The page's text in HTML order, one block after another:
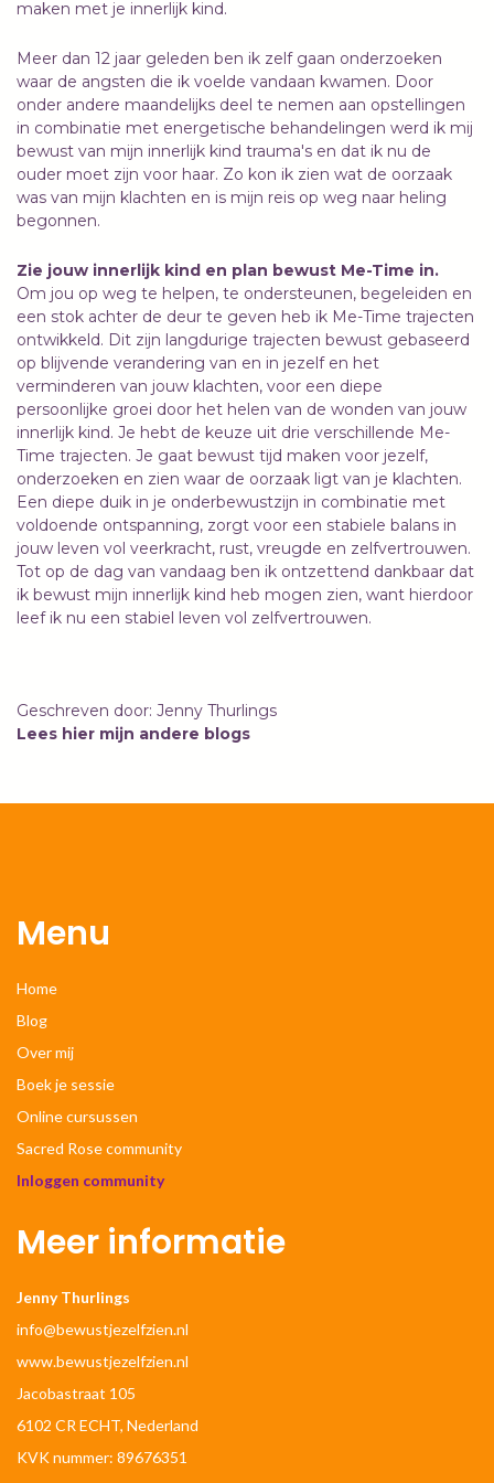
maken met je innerlijk kind.
Meer dan 12 jaar geleden ben ik zelf gaan onderzoeken
waar de angsten die ik voelde vandaan kwamen. Door
onder andere maandelijks deel te nemen aan opstellingen
in combinatie met energetische behandelingen werd ik mij
bewust van mijn innerlijk kind trauma's en dat ik nu de
ouder moet zijn voor haar. Zo kon ik zien wat de oorzaak
was van mijn klachten en is mijn reis op weg naar heling
begonnen.
Zie jouw innerlijk kind en plan bewust Me-Time in.
Om jou op weg te helpen, te ondersteunen, begeleiden en
een stok achter de deur te geven heb ik Me-Time trajecten
ontwikkeld. Dit zijn langdurige trajecten bewust gebaseerd
op blijvende verandering van en in jezelf en het
verminderen van jouw klachten, voor een diepe
persoonlijke groei door het helen van de wonden van jouw
innerlijk kind. Je hebt de keuze uit drie verschillende Me-
Time trajecten. Je gaat bewust tijd maken voor jezelf,
onderzoeken en zien waar de oorzaak ligt van je klachten.
Een diepe duik in je onderbewustzijn in combinatie met
voldoende ontspanning, zorgt voor een stabiele balans in
jouw leven vol veerkracht, rust, vreugde en zelfvertrouwen.
Tot op de dag van vandaag ben ik ontzettend dankbaar dat
ik bewust mijn innerlijk kind heb mogen zien, want hierdoor
leef ik nu een stabiel leven vol zelfvertrouwen.
Geschreven door: Jenny Thurlings
Lees hier mijn andere blogs
Menu
Home
Blog
Over mij
Boek je sessie
Online cursussen
Sacred Rose community
Inloggen community
Meer informatie
Jenny Thurlings
info@bewustjezelfzien.nl
www.bewustjezelfzien.nl
Jacobastraat 105
6102 CR ECHT, Nederland
KVK nummer: 89676351